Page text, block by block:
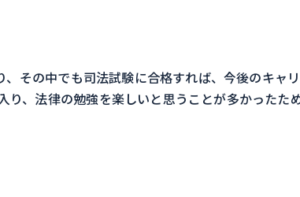
その中でも司法試験に合格すれば、今後のキャ
り、法律の勉強を楽しいと思うことが多かったた